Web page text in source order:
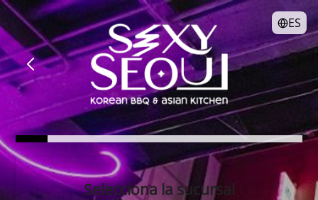
ES
Selecciona la sucursal